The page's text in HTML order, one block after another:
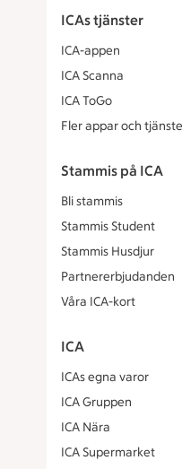
ICAs tjänster
ICA-appen
ICA Scanna
ICA ToGo
Fler appar och
Stammis på ICA
Bli stammis
Stammis Student
Stammis Husdjur
Partnererbjudanden
Våra ICA-kort
ICA
ICAs egna varor
ICA Gruppen
ICA Nära
ICA Supermarket